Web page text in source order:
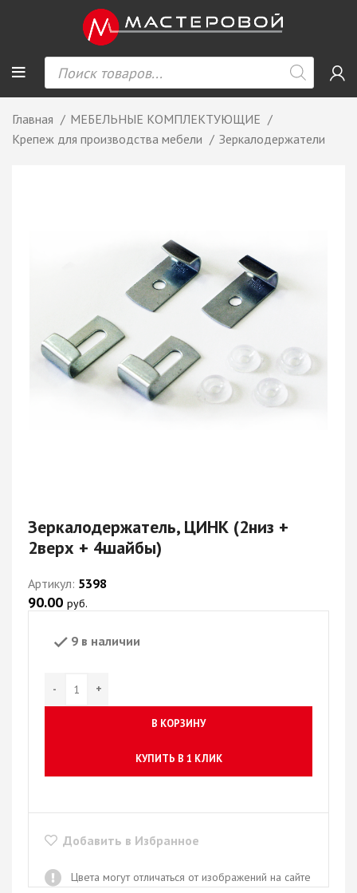
Главная
МЕБЕЛЬНЫЕ КОМПЛЕКТУЮЩИЕ
Крепеж для производства мебели
Зеркалодержатели
Зеркалодержатель, ЦИНК (2низ +
2верх + 4шайбы)
Артикул: 5398
90.00 руб.
9 в наличии
В КОРЗИНУ
КУПИТЬ В 1 КЛИК
Добавить в Избранное
Цвета могут отличаться от изображений на сайте